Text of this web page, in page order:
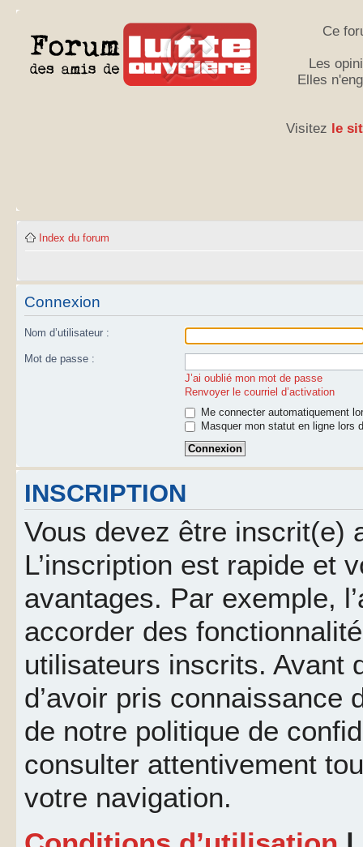
Ce
Les
Elles
Visitez le
Index du forum
Connexion
Nom d’utilisateur :
Mot de passe :
J’ai oublié mon mot de passe
Renvoyer le courriel d’activation
Me connecter automatiquement
Masquer mon statut en ligne lors
INSCRIPTION
Vous devez être inscrit(e)
L’inscription est rapide et
avantages. Par exemple,
accorder des
utilisateurs inscrits. Avant
d’avoir pris connaissance
de notre politique de
consulter attentivement
votre navigation.